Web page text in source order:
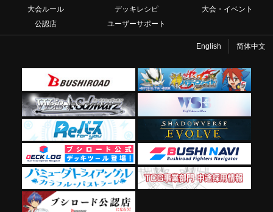
大会ルール
デッキレシピ
大会・イベント
公認店
ユーザーサポート
English 简体中文